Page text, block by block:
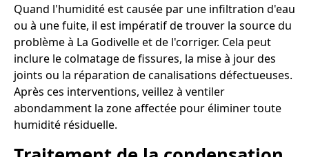
Quand l'humidité est causée par une infiltration d'eau
ou à une fuite, il est impératif de trouver la source du
problème à La Godivelle et de l'corriger. Cela peut
inclure le colmatage de fissures, la mise à jour des
joints ou la réparation de canalisations défectueuses.
Après ces interventions, veillez à ventiler
abondamment la zone affectée pour éliminer toute
humidité résiduelle.